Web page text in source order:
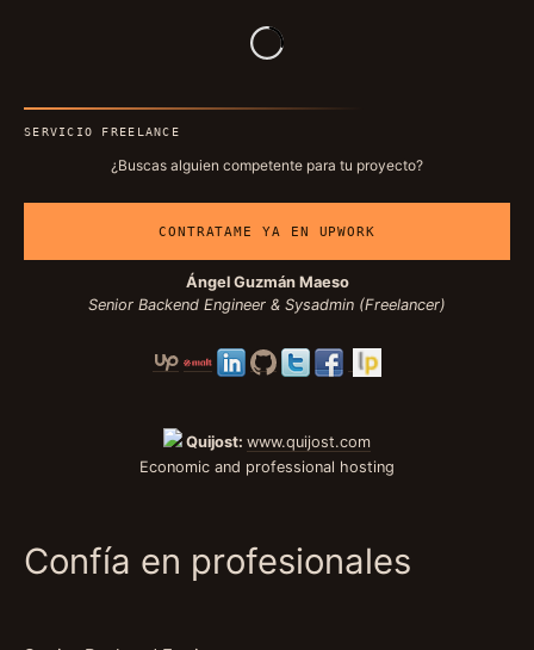
SERVICIO FREELANCE
¿Buscas alguien competente para tu proyecto?
CONTRATAME YA EN UPWORK
Ángel Guzmán Maeso
Senior Backend Engineer & Sysadmin (Freelancer)
Quijost: www.quijost.com
Economic and professional hosting
Confía en profesionales